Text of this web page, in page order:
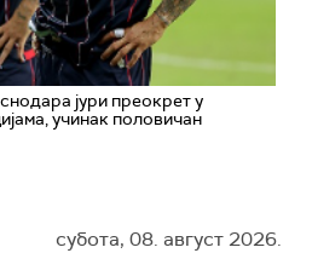
јури преокрет у
учинак половичан
субота, 08. август 2026.